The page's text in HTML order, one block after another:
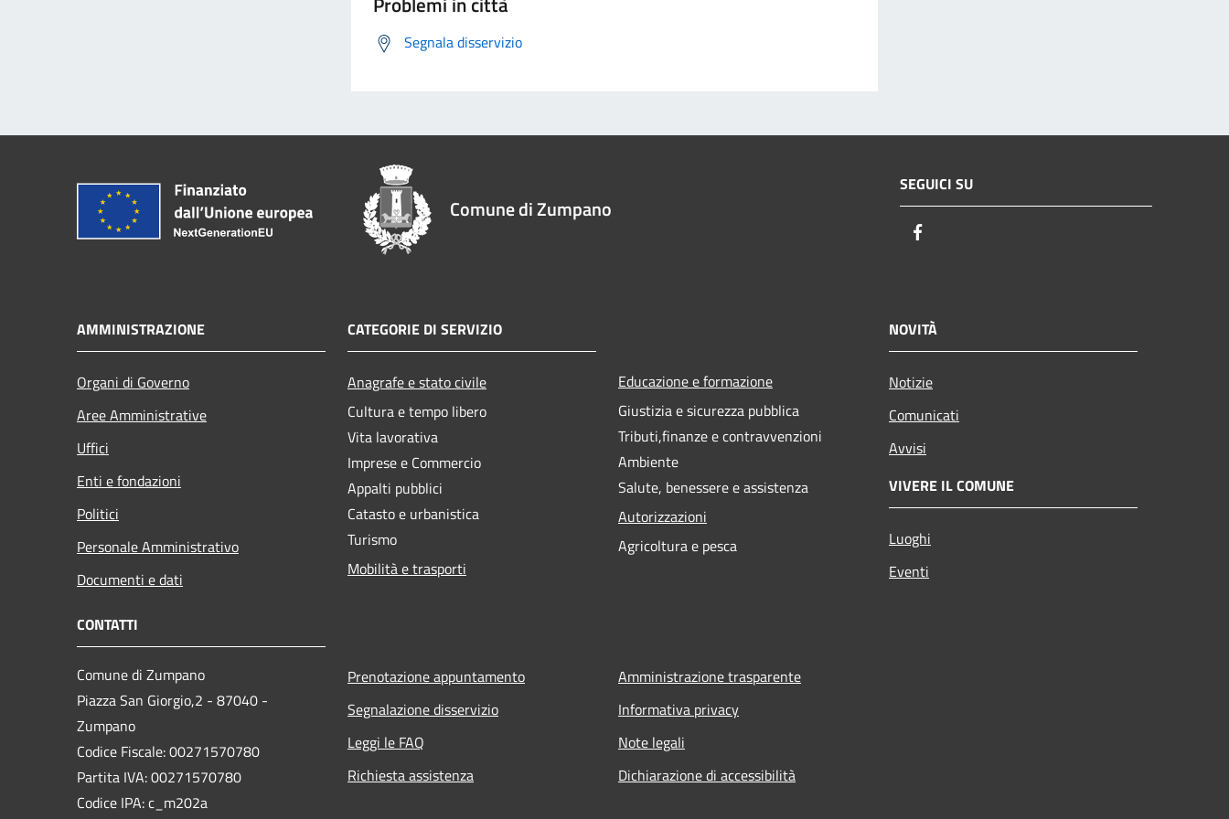
Segnala disservizio
Comune di Zumpano
SEGUICI SU
AMMINISTRAZIONE
Organi di Governo
Aree Amministrative
Uffici
Enti e fondazioni
Politici
Personale Amministrativo
Documenti e dati
CATEGORIE DI SERVIZIO
Anagrafe e stato civile
Cultura e tempo libero
Vita lavorativa
Imprese e Commercio
Appalti pubblici
Catasto e urbanistica
Turismo
Mobilità e trasporti
Educazione e formazione
Giustizia e sicurezza pubblica
Tributi,finanze e contravvenzioni
Ambiente
Salute, benessere e assistenza
Autorizzazioni
Agricoltura e pesca
NOVITÀ
Notizie
Comunicati
Avvisi
VIVERE IL COMUNE
Luoghi
Eventi
CONTATTI
Comune di Zumpano
Piazza San Giorgio,2 - 87040 -
Zumpano
Codice Fiscale: 00271570780
Partita IVA: 00271570780
Codice IPA: c_m202a
Prenotazione appuntamento
Segnalazione disservizio
Leggi le FAQ
Richiesta assistenza
Amministrazione trasparente
Informativa privacy
Note legali
Dichiarazione di accessibilità